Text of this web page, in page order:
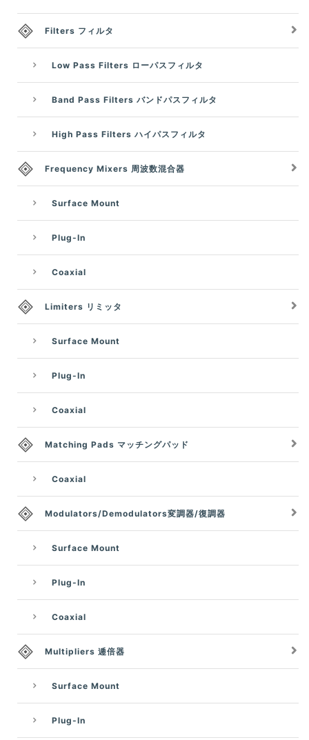
Filters フィルタ
Low Pass Filters ローパスフィルタ
Band Pass Filters バンドパスフィルタ
High Pass Filters ハイパスフィルタ
Frequency Mixers 周波数混合器
Surface Mount
Plug-In
Coaxial
Limiters リミッタ
Surface Mount
Plug-In
Coaxial
Matching Pads マッチングパッド
Coaxial
Modulators/Demodulators変調器/復調器
Surface Mount
Plug-In
Coaxial
Multipliers 逓倍器
Surface Mount
Plug-In